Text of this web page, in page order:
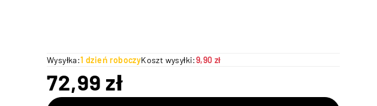
Wysyłka:1 dzień roboczyKoszt wysyłki:9,90 zł
72,99zł